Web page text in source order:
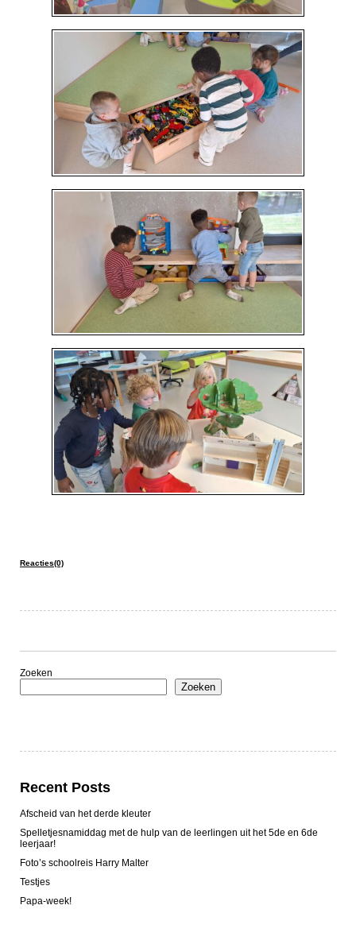
Reacties(0)
Zoeken
Zoeken
Recent Posts
Afscheid van het derde kleuter
Spelletjesnamiddag met de hulp van de leerlingen uit het 5de en 6de
leerjaar!
Foto’s schoolreis Harry Malter
Testjes
Papa-week!